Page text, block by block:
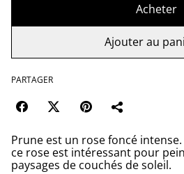
Acheter
Ajouter au
PARTAGER
Prune est un rose foncé
ce rose est intéressant pour
paysages de couchés de soleil.